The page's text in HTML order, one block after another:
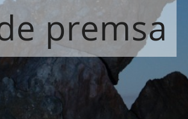
premsa